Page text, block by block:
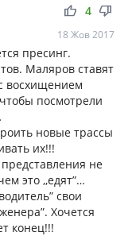
thumb_up thumb_down
4
18 Жов 2017
пресинг.
Маляров ставят
восхищением
посмотрели
новые трассы
их!!!
не
это ,,едят”…
свои
Хочется
конец!!!